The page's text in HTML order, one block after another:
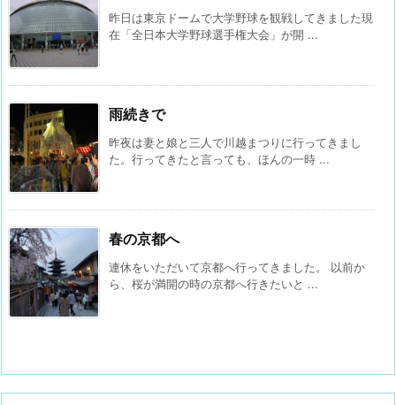
昨日は東京ドームで大学野球を観戦してきました現
在「全日本大学野球選手権大会」が開 ...
雨続きで
昨夜は妻と娘と三人で川越まつりに行ってきまし
た。行ってきたと言っても、ほんの一時 ...
春の京都へ
連休をいただいて京都へ行ってきました。 以前か
ら、桜が満開の時の京都へ行きたいと ...